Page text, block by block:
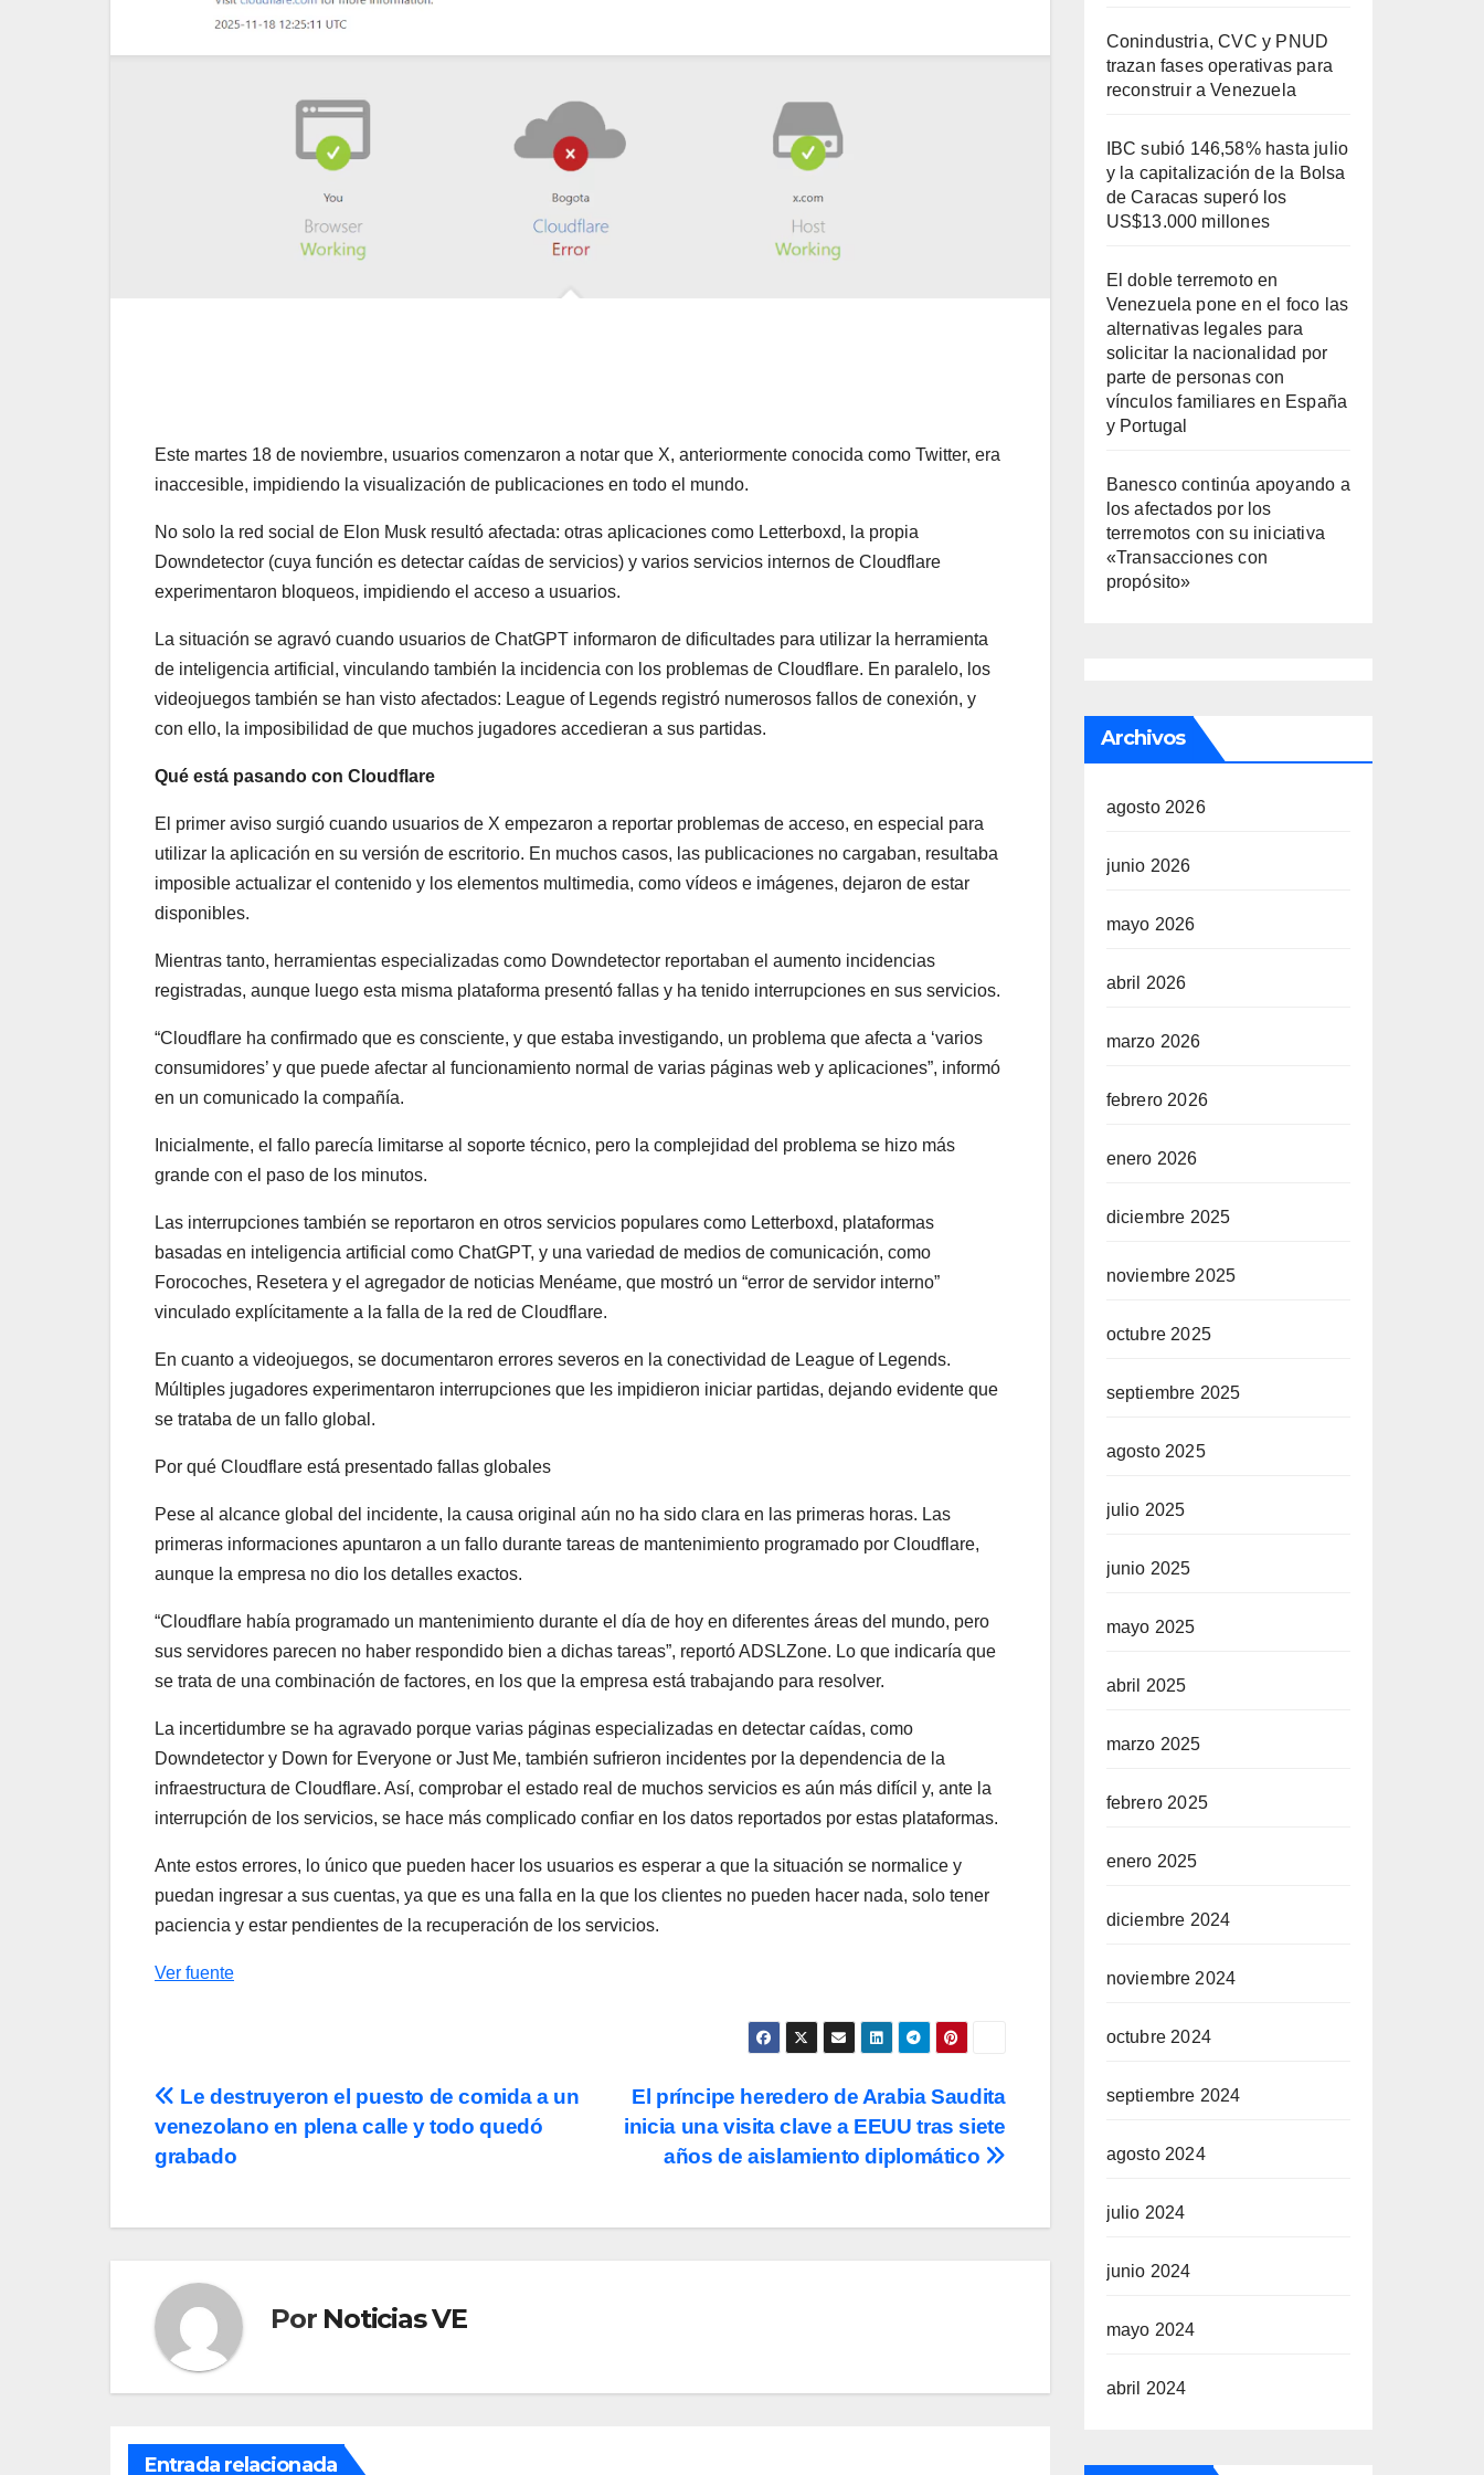
Este martes 18 de noviembre, usuarios comenzaron a notar que X, anteriormente conocida como Twitter, era
inaccesible, impidiendo la visualización de publicaciones en todo el mundo.
No solo la red social de Elon Musk resultó afectada: otras aplicaciones como Letterboxd, la propia
Downdetector (cuya función es detectar caídas de servicios) y varios servicios internos de Cloudflare
experimentaron bloqueos, impidiendo el acceso a usuarios.
La situación se agravó cuando usuarios de ChatGPT informaron de dificultades para utilizar la herramienta
de inteligencia artificial, vinculando también la incidencia con los problemas de Cloudflare. En paralelo, los
videojuegos también se han visto afectados: League of Legends registró numerosos fallos de conexión, y
con ello, la imposibilidad de que muchos jugadores accedieran a sus partidas.
Qué está pasando con Cloudflare
El primer aviso surgió cuando usuarios de X empezaron a reportar problemas de acceso, en especial para
utilizar la aplicación en su versión de escritorio. En muchos casos, las publicaciones no cargaban, resultaba
imposible actualizar el contenido y los elementos multimedia, como vídeos e imágenes, dejaron de estar
disponibles.
Mientras tanto, herramientas especializadas como Downdetector reportaban el aumento incidencias
registradas, aunque luego esta misma plataforma presentó fallas y ha tenido interrupciones en sus servicios.
“Cloudflare ha confirmado que es consciente, y que estaba investigando, un problema que afecta a ‘varios
consumidores’ y que puede afectar al funcionamiento normal de varias páginas web y aplicaciones”, informó
en un comunicado la compañía.
Inicialmente, el fallo parecía limitarse al soporte técnico, pero la complejidad del problema se hizo más
grande con el paso de los minutos.
Las interrupciones también se reportaron en otros servicios populares como Letterboxd, plataformas
basadas en inteligencia artificial como ChatGPT, y una variedad de medios de comunicación, como
Forocoches, Resetera y el agregador de noticias Menéame, que mostró un “error de servidor interno”
vinculado explícitamente a la falla de la red de Cloudflare.
En cuanto a videojuegos, se documentaron errores severos en la conectividad de League of Legends.
Múltiples jugadores experimentaron interrupciones que les impidieron iniciar partidas, dejando evidente que
se trataba de un fallo global.
Por qué Cloudflare está presentado fallas globales
Pese al alcance global del incidente, la causa original aún no ha sido clara en las primeras horas. Las
primeras informaciones apuntaron a un fallo durante tareas de mantenimiento programado por Cloudflare,
aunque la empresa no dio los detalles exactos.
“Cloudflare había programado un mantenimiento durante el día de hoy en diferentes áreas del mundo, pero
sus servidores parecen no haber respondido bien a dichas tareas”, reportó ADSLZone. Lo que indicaría que
se trata de una combinación de factores, en los que la empresa está trabajando para resolver.
La incertidumbre se ha agravado porque varias páginas especializadas en detectar caídas, como
Downdetector y Down for Everyone or Just Me, también sufrieron incidentes por la dependencia de la
infraestructura de Cloudflare. Así, comprobar el estado real de muchos servicios es aún más difícil y, ante la
interrupción de los servicios, se hace más complicado confiar en los datos reportados por estas plataformas.
Ante estos errores, lo único que pueden hacer los usuarios es esperar a que la situación se normalice y
puedan ingresar a sus cuentas, ya que es una falla en la que los clientes no pueden hacer nada, solo tener
paciencia y estar pendientes de la recuperación de los servicios.
Ver fuente
Navegación
de
El príncipe heredero de Arabia Saudita
inicia una visita clave a EEUU tras siete
años de aislamiento diplomático
Le destruyeron el puesto de comida a un
venezolano en plena calle y todo quedó
grabado
Por Noticias VE
Entrada relacionada
Conindustria, CVC y PNUD
trazan fases operativas para
reconstruir a Venezuela
IBC subió 146,58% hasta julio
y la capitalización de la Bolsa
de Caracas superó los
US$13.000 millones
El doble terremoto en
Venezuela pone en el foco las
alternativas legales para
solicitar la nacionalidad por
parte de personas con
vínculos familiares en España
y Portugal
Banesco continúa apoyando a
los afectados por los
terremotos con su iniciativa
«Transacciones con
propósito»
Archivos
agosto 2026
junio 2026
mayo 2026
abril 2026
marzo 2026
febrero 2026
enero 2026
diciembre 2025
noviembre 2025
octubre 2025
septiembre 2025
agosto 2025
julio 2025
junio 2025
mayo 2025
abril 2025
marzo 2025
febrero 2025
enero 2025
diciembre 2024
noviembre 2024
octubre 2024
septiembre 2024
agosto 2024
julio 2024
junio 2024
mayo 2024
abril 2024